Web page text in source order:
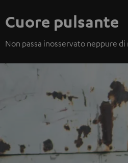
Cuore pulsante
Non passa inosservato neppure